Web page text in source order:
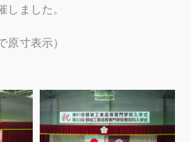
しました。
原寸表示）